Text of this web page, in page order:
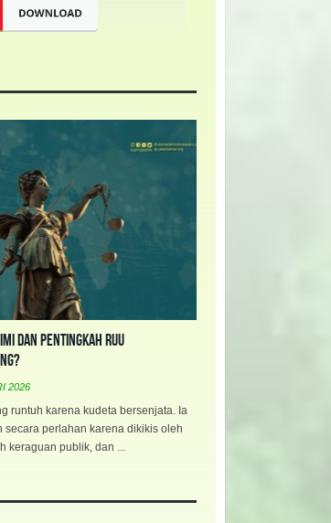
dan Pentingkah RUU
2026
runtuh karena kudeta bersenjata. Ia
secara perlahan karena dikikis oleh
keraguan publik, dan ...